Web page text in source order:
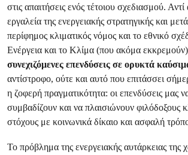
στις απαιτήσεις ενός τέτοιου σχεδιασμού.
εργαλεία της ενεργειακής στρατηγικής και
περίφημος κλιματικός νόμος και το εθνικό
Ενέργεια και το Κλίμα (που ακόμα
συνεχιζόμενες επενδύσεις σε ορυκτά
αντίστροφο, ούτε και αυτό που επιτάσσει
η ζοφερή πραγματικότητα: οι επενδύσεις μας
συμβαδίζουν και να πλαισιώνουν φιλόδοξους
στόχους με κοινωνικά δίκαιο και ασφαλή
Το πρόβλημα της ενεργειακής αυτάρκειας της